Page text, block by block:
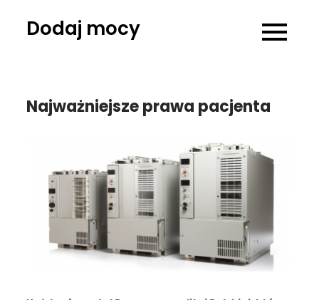
Dodaj mocy
Najważniejsze prawa pacjenta